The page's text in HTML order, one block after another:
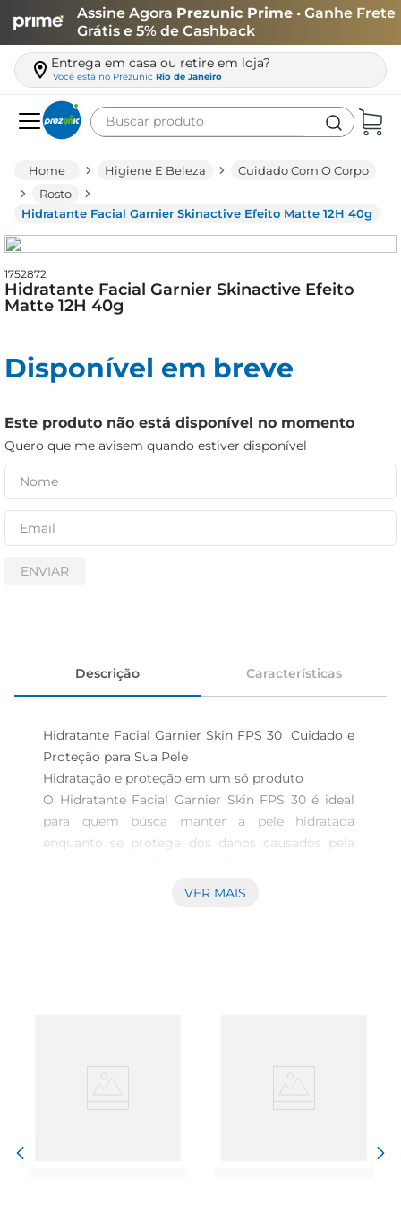
Assine Agora Prezunic Prime • Ganhe Frete
Grátis e 5% de Cashback
Entrega em casa ou retire em loja?
Você está no Prezunic Rio de Janeiro
Buscar produto
Higiene E Beleza
Cuidado Com O Corpo
Rosto
Hidratante Facial Garnier Skinactive Efeito Matte 12H 40g
1752872
Hidratante Facial Garnier Skinactive Efeito
Matte 12H 40g
Disponível em breve
Este produto não está disponível no momento
Quero que me avisem quando estiver disponível
ENVIAR
Descrição Características
Hidratante Facial Garnier Skin FPS 30  Cuidado e
Proteção para Sua Pele
Hidratação e proteção em um só produto
O Hidratante Facial Garnier Skin FPS 30 é ideal
para quem busca manter a pele hidratada
enquanto se protege dos danos causados pela
rápida absorção, este hidratante proporciona
aparência saudável e radiante. A presença do
VER MAIS
leite
queijo
azeite
arroz
papel higiênico
cerveja